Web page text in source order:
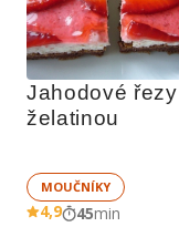
Jahodové
želatinou
MOUČNÍKY
4,9 45min